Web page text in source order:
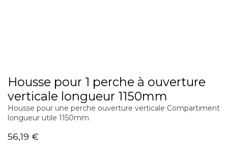
Housse pour 1 perche à ouverture
verticale longueur 1150mm
Housse pour une perche ouverture verticale Compartiment
longueur utile 1150mm
56,19 €